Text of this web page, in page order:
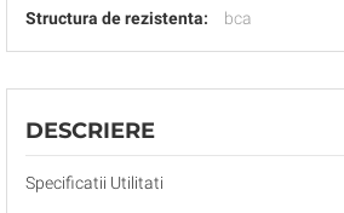
Structura de rezistenta:
bca
DESCRIERE
Specificatii Utilitati